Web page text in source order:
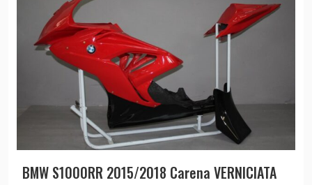
BMW S1000RR 2015/2018 Carena VERNICIATA